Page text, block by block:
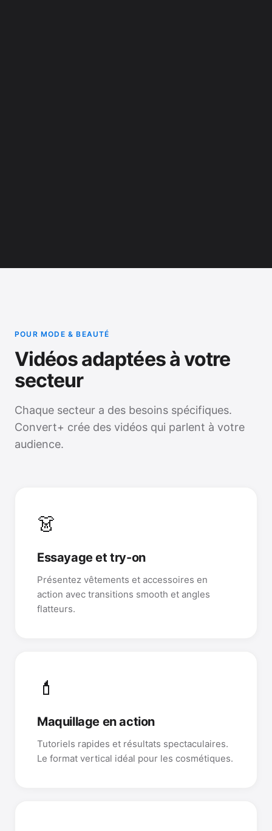
POUR MODE & BEAUTÉ
Vidéos adaptées à votre
secteur
Chaque secteur a des besoins spécifiques.
Convert+ crée des vidéos qui parlent à votre
audience.
👗
Essayage et try-on
Présentez vêtements et accessoires en
action avec transitions smooth et angles
flatteurs.
💄
Maquillage en action
Tutoriels rapides et résultats spectaculaires.
Le format vertical idéal pour les cosmétiques.